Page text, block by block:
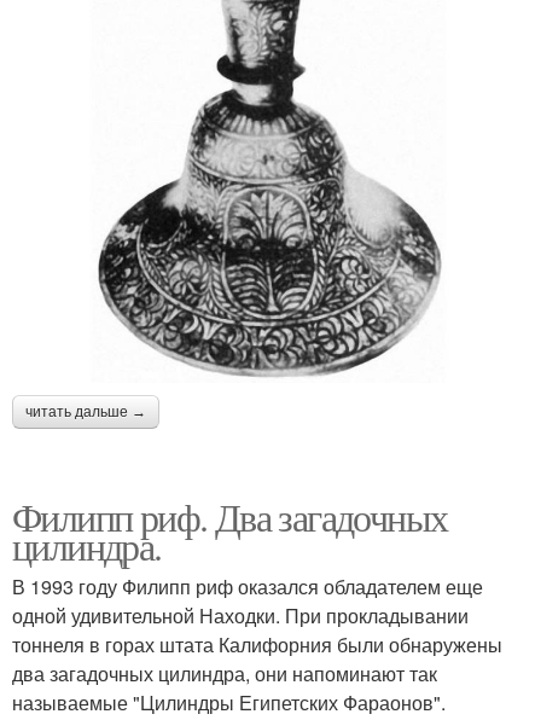
читать дальше →
Филипп риф. Два загадочных
цилиндра.
В 1993 году Филипп риф оказался обладателем еще
одной удивительной Находки. При прокладывании
тоннеля в горах штата Калифорния были обнаружены
два загадочных цилиндра, они напоминают так
называемые "Цилиндры Египетских Фараонов".